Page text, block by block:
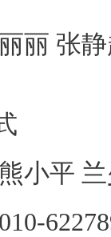
丽 张静
小平